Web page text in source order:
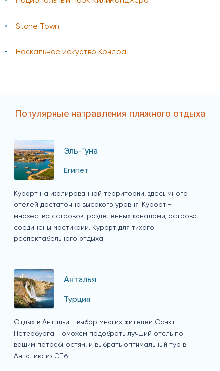
Stone Town
Наскальное искуство Кондоа
Популярные направления пляжного отдыха
Эль-Гуна
Египет
Курорт на изолированной территории, здесь много
отелей достаточно высокого уровня. Курорт -
множество островов, разделенных каналами, острова
соединены мостиками. Курорт для тихого
респектабельного отдыха.
Анталья
Турция
Отдых в Антальи - выбор многих жителей Санкт-
Петербурга. Поможем подобрать лучший отель по
вашим потребностям, и выбрать оптимальный тур в
Анталию из СПб.